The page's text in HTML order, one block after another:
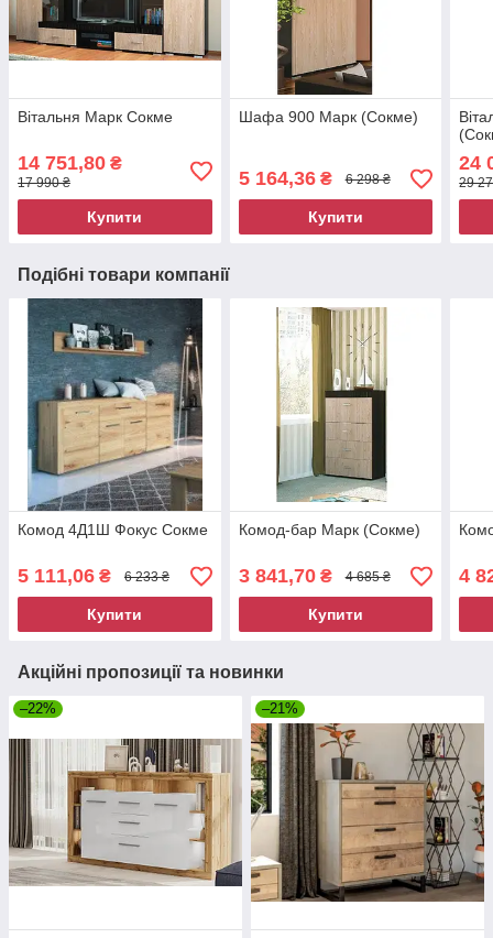
Вітальня Марк Сокме
14 751,80 ₴
17 990 ₴
Купити
Шафа 900 Марк (Сокме)
5 164,36₴ 6 298 ₴
Купити
24
29
Подібні товари компанії
Комод 4Д1Ш Фокус Сокме
5 111,06 ₴ 6 233 ₴
Купити
Комод-бар Марк (Сокме)
3 841,70₴ 4 685 ₴
Купити
4
Акційні пропозиції та новинки
–22% –21%